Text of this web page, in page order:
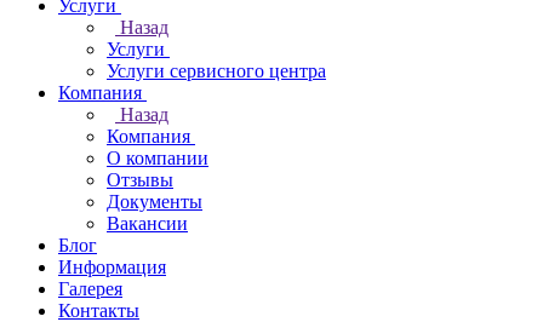
Услуги
Назад
Услуги
Услуги сервисного центра
Компания
Назад
Компания
О компании
Отзывы
Документы
Вакансии
Блог
Информация
Галерея
Контакты